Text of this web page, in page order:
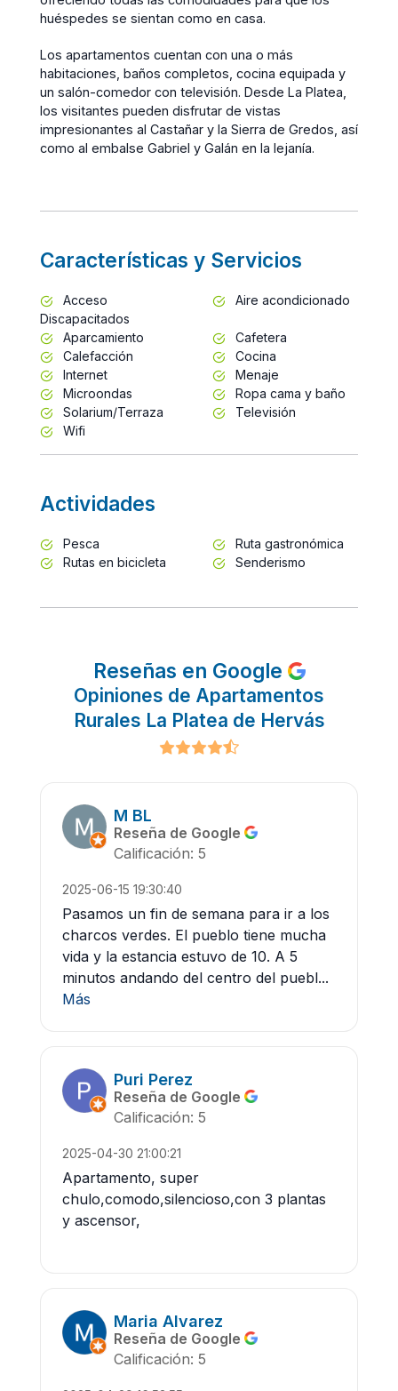
huéspedes se sientan como en casa.
Los apartamentos cuentan con una o más
habitaciones, baños completos, cocina equipada y
un salón-comedor con televisión. Desde La Platea,
los visitantes pueden disfrutar de vistas
impresionantes al Castañar y la Sierra de Gredos, así
como al embalse Gabriel y Galán en la lejanía.
Características y Servicios
Acceso
Discapacitados
Aire acondicionado
Aparcamiento
Cafetera
Calefacción
Cocina
Internet
Menaje
Microondas
Ropa cama y baño
Solarium/Terraza
Televisión
Wifi
Actividades
Pesca
Ruta gastronómica
Rutas en bicicleta
Senderismo
Reseñas en Google
Opiniones de Apartamentos
Rurales La Platea de Hervás
M BL
Reseña de Google
Calificación: 5
2025-06-15 19:30:40
Pasamos un fin de semana para ir a los
charcos verdes. El pueblo tiene mucha
vida y la estancia estuvo de 10. A 5
minutos andando del centro del puebl...
Más
Puri Perez
Reseña de Google
Calificación: 5
2025-04-30 21:00:21
Apartamento, super
chulo,comodo,silencioso,con 3 plantas
y ascensor,
Maria Alvarez
Reseña de Google
Calificación: 5